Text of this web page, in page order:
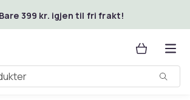
Bare 399 kr. igjen til fri frakt!